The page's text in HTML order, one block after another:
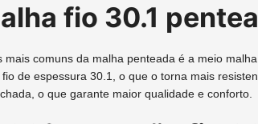
fio 30.1
mais comuns da malha penteada é a meio
de espessura 30.1, o que o torna mais
o que garante maior qualidade e conforto.